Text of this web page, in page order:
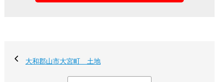
大和郡山市大宮町 土地